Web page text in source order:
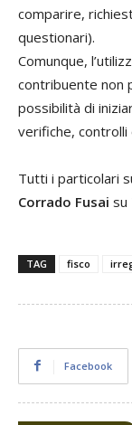
comparire,
questionari).
Comunque,
contribuente non
possibilità di
verifiche, controlli
Tutti i particolari
Corrado Fusai su
TAG fisco
Facebook